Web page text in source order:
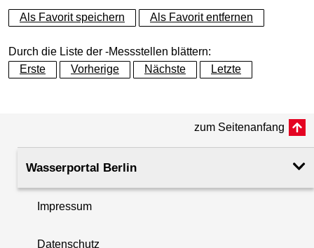
+
−
Als Favorit speichern Als Favorit entfernen
Durch die Liste der -Messstellen blättern:
Erste
Vorherige Nächste Letzte
zum Seitenanfang
Wasserportal Berlin
Impressum
Datenschutz